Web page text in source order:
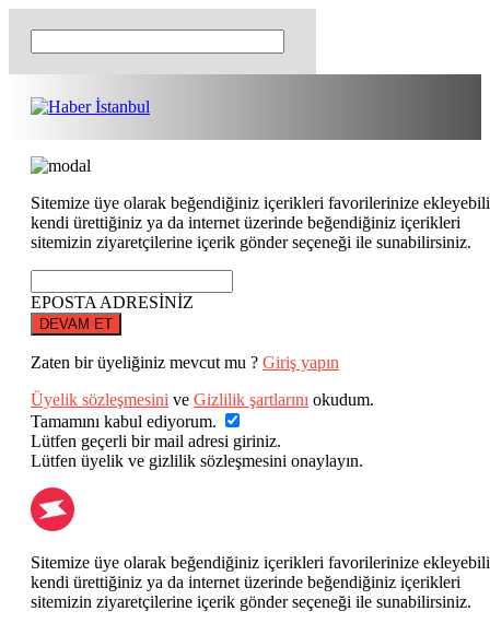
Sitemize üye olarak beğendiğiniz içerikleri favorilerinize
kendi ürettiğiniz ya da internet üzerinde beğendiğiniz içerikleri
sitemizin ziyaretçilerine içerik gönder seçeneği ile sunabilirsiniz.
EPOSTA ADRESİNİZ
DEVAM ET
Zaten bir üyeliğiniz mevcut mu ? Giriş yapın
Üyelik sözleşmesini ve Gizlilik şartlarını okudum.
Tamamını kabul ediyorum.
Lütfen geçerli bir mail adresi giriniz.
Lütfen üyelik ve gizlilik sözleşmesini onaylayın.
Sitemize üye olarak beğendiğiniz içerikleri favorilerinize
kendi ürettiğiniz ya da internet üzerinde beğendiğiniz içerikleri
sitemizin ziyaretçilerine içerik gönder seçeneği ile sunabilirsiniz.